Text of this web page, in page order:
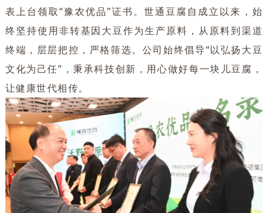
表上台领取“豫农优品”证书。世通豆腐自成立以来，始
终坚持使用非转基因大豆作为生产原料，从原料到渠道
终端，层层把控，严格筛选。公司始终倡导“以弘扬大豆
文化为己任”，秉承科技创新，用心做好每一块儿豆腐，
让健康世代相传。